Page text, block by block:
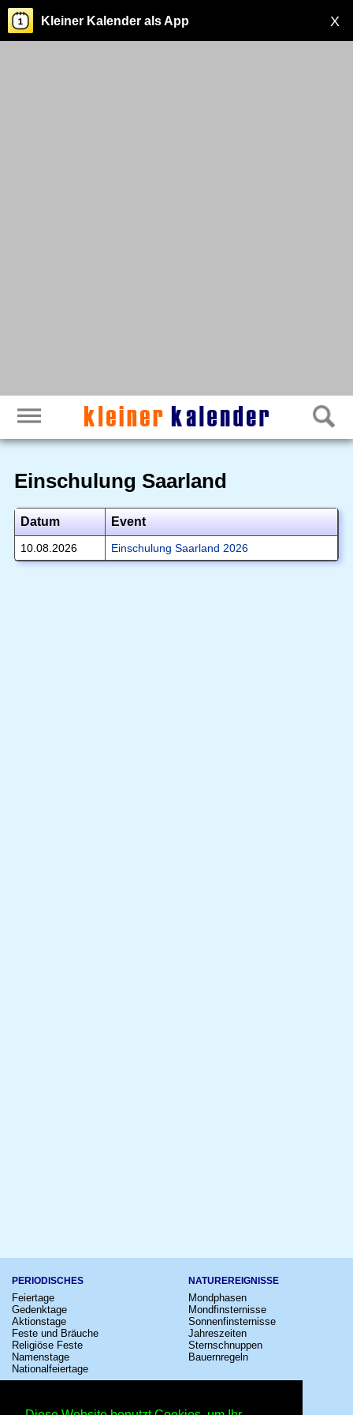
X
Kleiner Kalender als App
Einschulung Saarland
Datum Event
10.08.2026 Einschulung Saarland 2026
PERIODISCHES
Feiertage
Gedenktage
Aktionstage
Feste und Bräuche
Religiöse Feste
Namenstage
Nationalfeiertage
NATUREREIGNISSE
Mondphasen
Mondfinsternisse
Sonnenfinsternisse
Jahreszeiten
Sternschnuppen
Bauernregeln